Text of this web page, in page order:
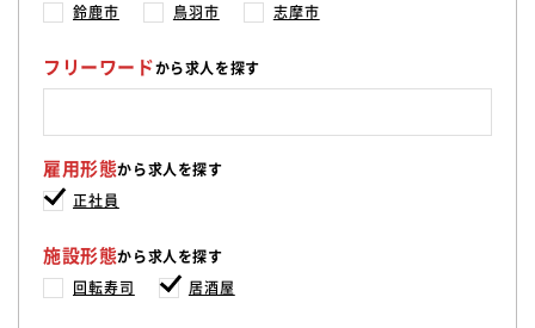
鈴鹿市 鳥羽市 志摩市
フリーワードから求人を探す
雇用形態から求人を探す
正社員
施設形態から求人を探す
回転寿司 居酒屋